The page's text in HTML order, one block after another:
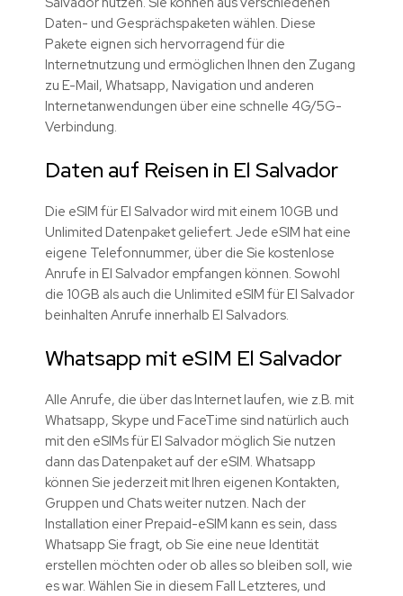
Daten- und Gesprächspaketen wählen. Diese
Pakete eignen sich hervorragend für die
Internetnutzung und ermöglichen Ihnen den Zugang
zu E-Mail, Whatsapp, Navigation und anderen
Internetanwendungen über eine schnelle 4G/5G-
Verbindung.
Daten auf Reisen in El Salvador
Die eSIM für El Salvador wird mit einem 10GB und
Unlimited Datenpaket geliefert. Jede eSIM hat eine
eigene Telefonnummer, über die Sie kostenlose
Anrufe in El Salvador empfangen können. Sowohl
die 10GB als auch die Unlimited eSIM für El Salvador
beinhalten Anrufe innerhalb El Salvadors.
Whatsapp mit eSIM El Salvador
Alle Anrufe, die über das Internet laufen, wie z.B. mit
Whatsapp, Skype und FaceTime sind natürlich auch
mit den eSIMs für El Salvador möglich Sie nutzen
dann das Datenpaket auf der eSIM. Whatsapp
können Sie jederzeit mit Ihren eigenen Kontakten,
Gruppen und Chats weiter nutzen. Nach der
Installation einer Prepaid-eSIM kann es sein, dass
Whatsapp Sie fragt, ob Sie eine neue Identität
erstellen möchten oder ob alles so bleiben soll, wie
es war. Wählen Sie in diesem Fall Letzteres, und